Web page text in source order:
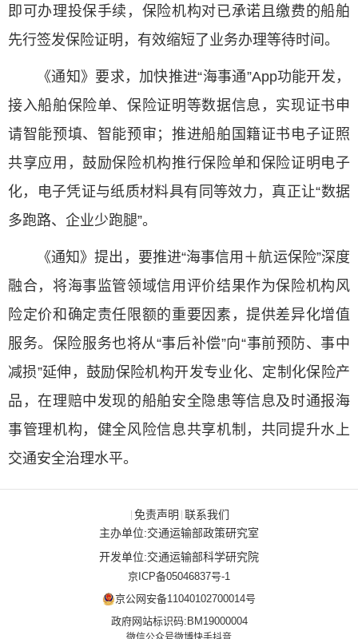
即可办理投保手续，保险机构对已承诺且缴费的船舶
先行签发保险证明，有效缩短了业务办理等待时间。
《通知》要求，加快推进“海事通”App功能开发，
接入船舶保险单、保险证明等数据信息，实现证书申
请智能预填、智能预审；推进船舶国籍证书电子证照
共享应用，鼓励保险机构推行保险单和保险证明电子
化，电子凭证与纸质材料具有同等效力，真正让“数据
多跑路、企业少跑腿”。
《通知》提出，要推进“海事信用＋航运保险”深度
融合，将海事监管领域信用评价结果作为保险机构风
险定价和确定责任限额的重要因素，提供差异化增值
服务。保险服务也将从“事后补偿”向“事前预防、事中
减损”延伸，鼓励保险机构开发专业化、定制化保险产
品，在理赔中发现的船舶安全隐患等信息及时通报海
事管理机构，健全风险信息共享机制，共同提升水上
交通安全治理水平。
| 免责声明 | 联系我们
主办单位:交通运输部政策研究室
开发单位:交通运输部科学研究院
京ICP备05046837号-1
京公网安备11040102700014号
政府网站标识码:BM19000004